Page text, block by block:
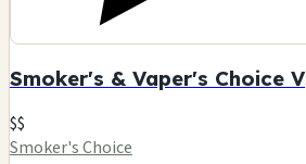
Smoker's & Vaper's Choice V
$$
Smoker's Choice